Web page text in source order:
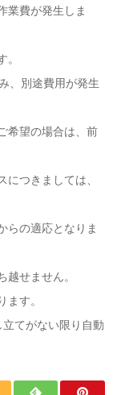
業費が発生しま
、別途費用が発生
希望の場合は、前
つきましては、
らの適応となりま
せません。
ます。
てがない限り自動